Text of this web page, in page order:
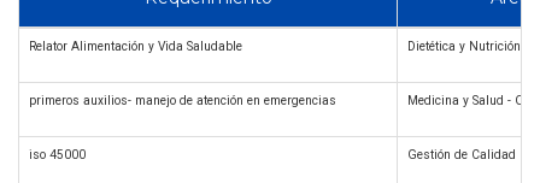
Relator Alimentación y Vida Saludable Dietética y Nutrición
primeros auxilios- manejo de atención en emergencias Medicina y Salud -
iso 45000 Gestión de Calidad